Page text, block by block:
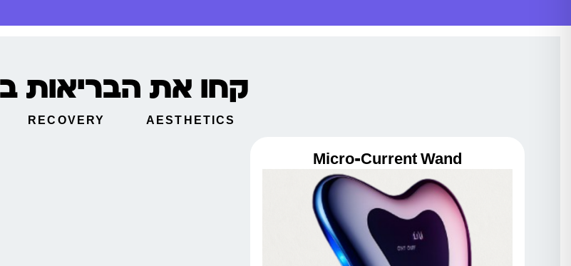
קחו את הבריאות
AESTHETICS
RECOVERY
Micro-Current Wand